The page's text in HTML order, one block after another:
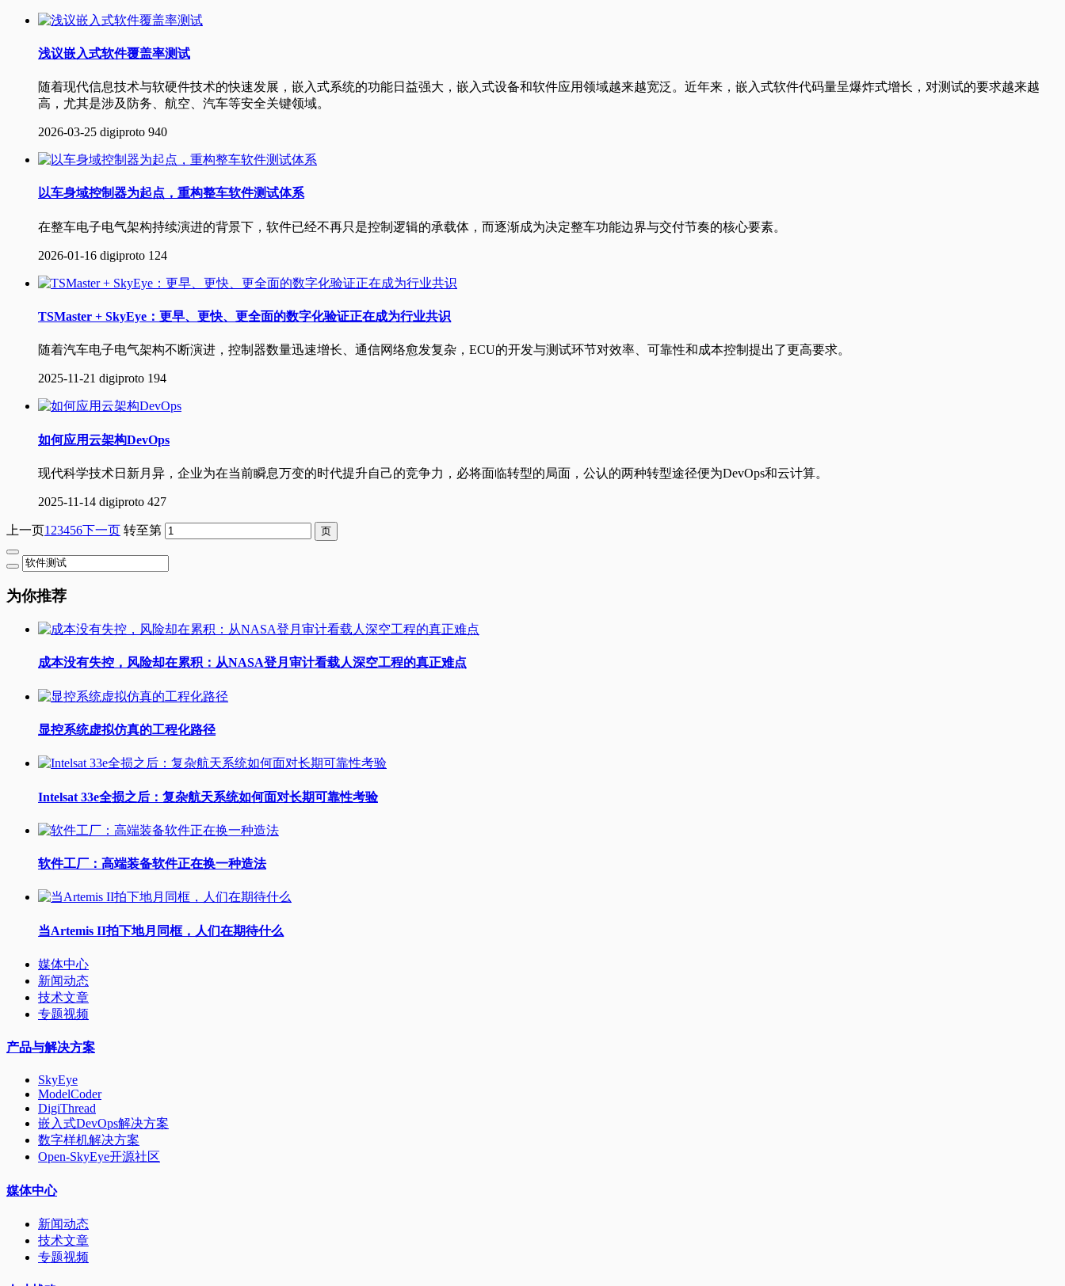
浅议嵌入式软件覆盖率测试
随着现代信息技术与软硬件技术的快速发展，嵌入式系统的功能日益强大，嵌入式设备和软件应用领域越来越宽泛。近年来，嵌入式软件代码量呈爆炸式增长，对测试的要求越来越
高，尤其是涉及防务、航空、汽车等安全关键领域。
2026-03-25 digiproto 940
以车身域控制器为起点，重构整车软件测试体系
在整车电子电气架构持续演进的背景下，软件已经不再只是控制逻辑的承载体，而逐渐成为决定整车功能边界与交付节奏的核心要素。
2026-01-16 digiproto 124
TSMaster + SkyEye：更早、更快、更全面的数字化验证正在成为行业共识
随着汽车电子电气架构不断演进，控制器数量迅速增长、通信网络愈发复杂，ECU的开发与测试环节对效率、可靠性和成本控制提出了更高要求。
2025-11-21 digiproto 194
如何应用云架构DevOps
现代科学技术日新月异，企业为在当前瞬息万变的时代提升自己的竞争力，必将面临转型的局面，公认的两种转型途径便为DevOps和云计算。
2025-11-14 digiproto 427
上一页1 23456下一页 转至第
为你推荐
成本没有失控，风险却在累积：从NASA登月审计看载人深空工程的真正难点
显控系统虚拟仿真的工程化路径
Intelsat 33e全损之后：复杂航天系统如何面对长期可靠性考验
软件工厂：高端装备软件正在换一种造法
当Artemis II拍下地月同框，人们在期待什么
媒体中心
新闻动态
技术文章
专题视频
产品与解决方案
SkyEye
ModelCoder
DigiThread
嵌入式DevOps解决方案
数字样机解决方案
Open-SkyEye开源社区
媒体中心
新闻动态
技术文章
专题视频